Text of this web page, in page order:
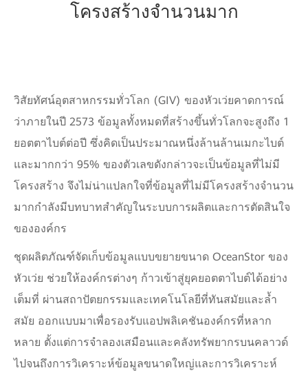
โครงสร้างจำนวนมาก
วิสัยทัศน์อุตสาหกรรมทั่วโลก (GIV) ของหัวเว่ยคาดการณ์
ว่าภายในปี 2573 ข้อมูลทั้งหมดที่สร้างขึ้นทั่วโลกจะสูงถึง 1
ยอตตาไบต์ต่อปี ซึ่งคิดเป็นประมาณหนึ่งล้านล้านเมกะไบต์
และมากกว่า 95% ของตัวเลขดังกล่าวจะเป็นข้อมูลที่ไม่มี
โครงสร้าง จึงไม่น่าแปลกใจที่ข้อมูลที่ไม่มีโครงสร้างจำนวน
มากกำลังมีบทบาทสำคัญในระบบการผลิตและการตัดสินใจ
ขององค์กร
ชุดผลิตภัณฑ์จัดเก็บข้อมูลแบบขยายขนาด OceanStor ของ
หัวเว่ย ช่วยให้องค์กรต่างๆ ก้าวเข้าสู่ยุคยอตตาไบต์ได้อย่าง
เต็มที่ ผ่านสถาปัตยกรรมและเทคโนโลยีที่ทันสมัยและล้ำ
สมัย ออกแบบมาเพื่อรองรับแอปพลิเคชันองค์กรที่หลาก
หลาย ตั้งแต่การจำลองเสมือนและคลังทรัพยากรบนคลาวด์
ไปจนถึงการวิเคราะห์ข้อมูลขนาดใหญ่และการวิเคราะห์